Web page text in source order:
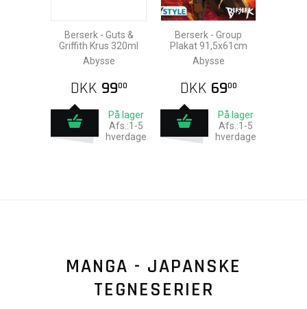
Berserk - Guts &
Griffith Krus 320ml
Abysse
DKK 9900
På lager
Afs.:1-5
hverdage
Berserk - Group
Plakat 91,5x61cm
Abysse
DKK 6900
På lager
Afs.:1-5
hverdage
MANGA - JAPANSKE
TEGNESERIER